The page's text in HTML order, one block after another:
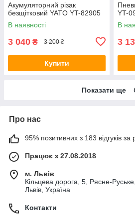
Акумуляторний різак
безщітковий YATO YT-82905
В наявності
3 040 ₴ 3 200 ₴
Купити
YT-
В
3
Показати ще
Про нас
95% позитивних з 183 відгуків за
Працює з 27.08.2018
м. Львів
Кільцева дорога, 5, Рясне-
Львів, Україна
Контакти